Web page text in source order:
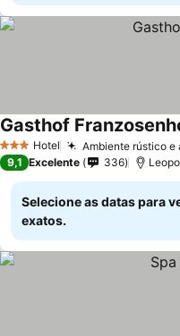
3 EstrelasHotel Ambiente rústico e
Gasthof
9,1 Excelente 336
Selecione as datas para
exatos.